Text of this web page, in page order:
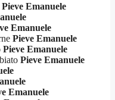
Pieve Emanuele
Emanuele
Pieve Emanuele
Pieve Emanuele
Pieve Emanuele
Emanuele